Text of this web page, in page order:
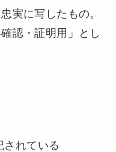
実に写したもの。
認・証明用」とし
されている